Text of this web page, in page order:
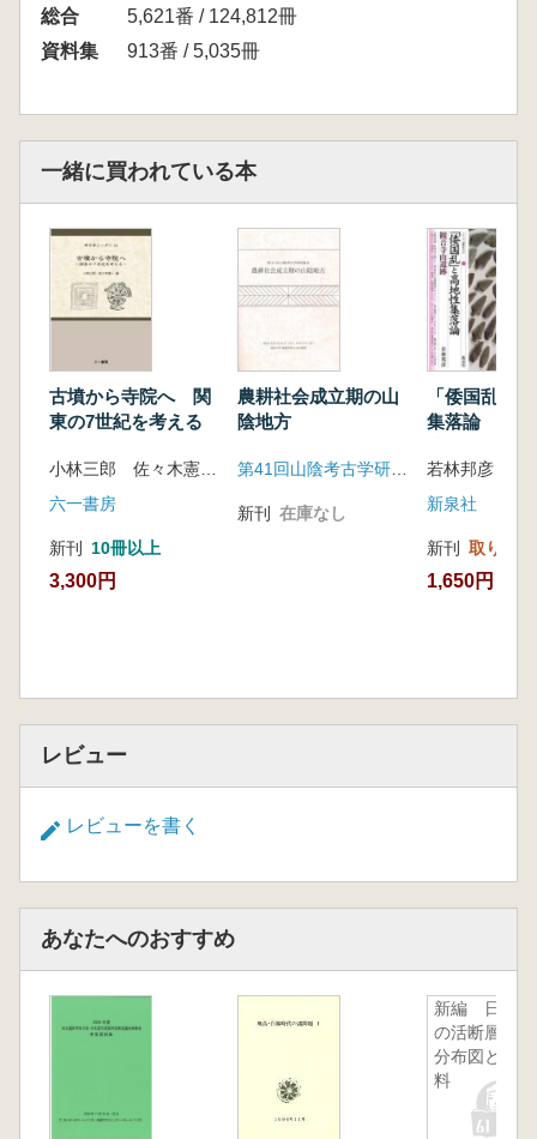
総合
5,621番 / 124,812冊
資料集
913番 / 5,035冊
一緒に買われている本
古墳から寺院へ 関
東の7世紀を考える
小林三郎 佐々木憲一 編
六一書房
新刊 10冊以上
3,300円
農耕社会成立期の山
陰地方
第41回山陰考古学研究集会資料集事務局
新刊 在庫なし
「倭国乱」
集落論 観音
若林邦彦 著
新泉社
新刊 取り寄せ
1,650円
レビュー
レビューを書く
あなたへのおすすめ
新編 日本
の活断層
分布図と資
料